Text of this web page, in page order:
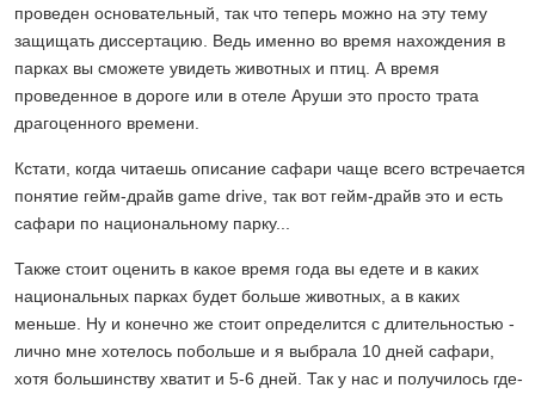
проведен основательный, так что теперь можно на эту тему
защищать диссертацию. Ведь именно во время нахождения в
парках вы сможете увидеть животных и птиц. А время
проведенное в дороге или в отеле Аруши это просто трата
драгоценного времени.
Кстати, когда читаешь описание сафари чаще всего встречается
понятие гейм-драйв game drive, так вот гейм-драйв это и есть
сафари по национальному парку...
Также стоит оценить в какое время года вы едете и в каких
национальных парках будет больше животных, а в каких
меньше. Ну и конечно же стоит определится с длительностью -
лично мне хотелось побольше и я выбрала 10 дней сафари,
хотя большинству хватит и 5-6 дней. Так у нас и получилось где-